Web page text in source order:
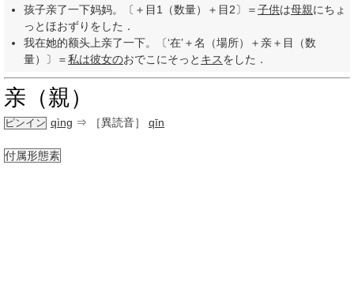
孩子亲了一下妈妈。〔＋目1（数量）＋目2〕＝子供は母親にちょ
っとほおずりをした．
我在她的额头上亲了一下。〔‘在’＋名（場所）＋亲＋目（数
量）〕＝私は彼女のおでこにそっと キスをした．
亲（親）
ピンイン qìng ⇒ ［異読音］ qīn
付属形態素